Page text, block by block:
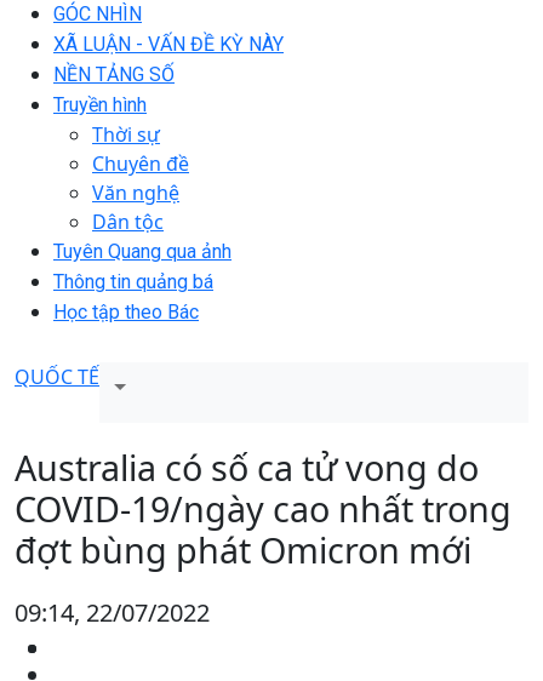
GÓC NHÌN
XÃ LUẬN - VẤN ĐỀ KỲ NÀY
NỀN TẢNG SỐ
Truyền hình
Thời sự
Chuyên đề
Văn nghệ
Dân tộc
Tuyên Quang qua ảnh
Thông tin quảng bá
Học tập theo Bác
QUỐC TẾ
Australia có số ca tử vong do
COVID-19/ngày cao nhất trong
đợt bùng phát Omicron mới
09:14, 22/07/2022